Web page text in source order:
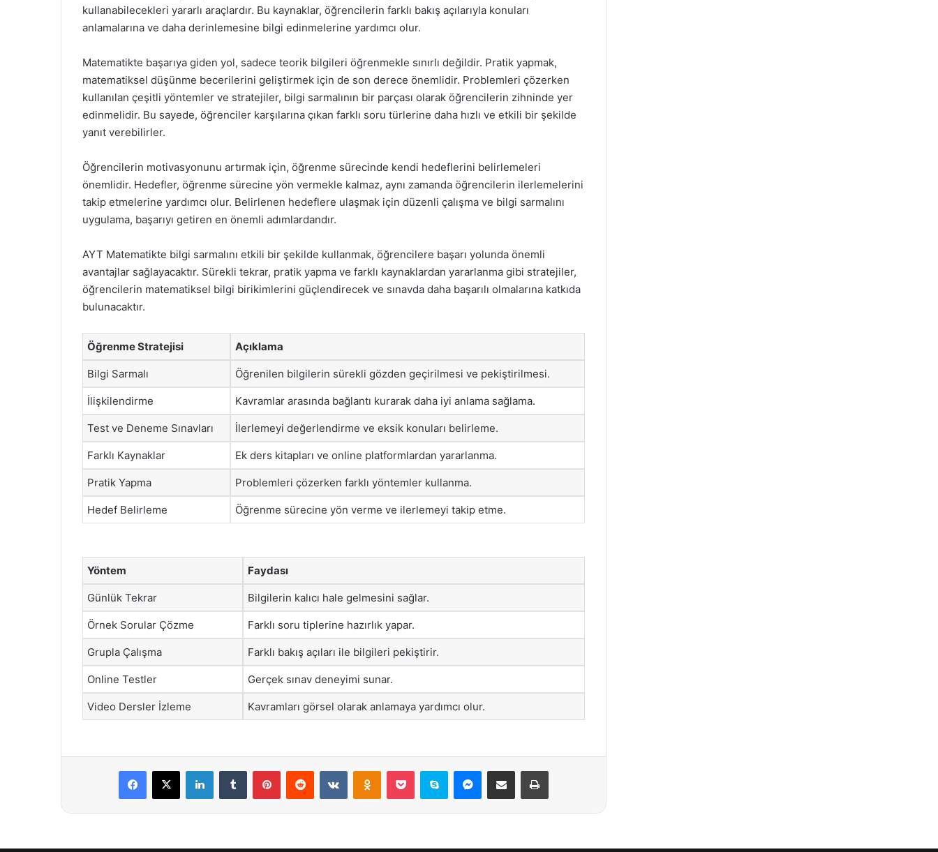
kullanabilecekleri yararlı araçlardır. Bu kaynaklar, öğrencilerin farklı bakış açılarıyla konuları
anlamalarına ve daha derinlemesine bilgi edinmelerine yardımcı olur.
Matematikte başarıya giden yol, sadece teorik bilgileri öğrenmekle sınırlı değildir. Pratik yapmak,
matematiksel düşünme becerilerini geliştirmek için de son derece önemlidir. Problemleri çözerken
kullanılan çeşitli yöntemler ve stratejiler, bilgi sarmalının bir parçası olarak öğrencilerin zihninde yer
edinmelidir. Bu sayede, öğrenciler karşılarına çıkan farklı soru türlerine daha hızlı ve etkili bir şekilde
yanıt verebilirler.
Öğrencilerin motivasyonunu artırmak için, öğrenme sürecinde kendi hedeflerini belirlemeleri
önemlidir. Hedefler, öğrenme sürecine yön vermekle kalmaz, aynı zamanda öğrencilerin ilerlemelerini
takip etmelerine yardımcı olur. Belirlenen hedeflere ulaşmak için düzenli çalışma ve bilgi sarmalını
uygulama, başarıyı getiren en önemli adımlardandır.
AYT Matematikte bilgi sarmalını etkili bir şekilde kullanmak, öğrencilere başarı yolunda önemli
avantajlar sağlayacaktır. Sürekli tekrar, pratik yapma ve farklı kaynaklardan yararlanma gibi stratejiler,
öğrencilerin matematiksel bilgi birikimlerini güçlendirecek ve sınavda daha başarılı olmalarına katkıda
bulunacaktır.
Öğrenme Stratejisi Açıklama
Bilgi Sarmalı Öğrenilen bilgilerin sürekli gözden geçirilmesi ve pekiştirilmesi.
İlişkilendirme Kavramlar arasında bağlantı kurarak daha iyi anlama sağlama.
Test ve Deneme Sınavları İlerlemeyi değerlendirme ve eksik konuları belirleme.
Farklı Kaynaklar Ek ders kitapları ve online platformlardan yararlanma.
Pratik Yapma Problemleri çözerken farklı yöntemler kullanma.
Hedef Belirleme Öğrenme sürecine yön verme ve ilerlemeyi takip etme.
Yöntem Faydası
Günlük Tekrar Bilgilerin kalıcı hale gelmesini sağlar.
Örnek Sorular Çözme Farklı soru tiplerine hazırlık yapar.
Grupla Çalışma Farklı bakış açıları ile bilgileri pekiştirir.
Online Testler Gerçek sınav deneyimi sunar.
Video Dersler İzleme Kavramları görsel olarak anlamaya yardımcı olur.
Facebook
X LinkedInTumblr PinterestReddit VKontakteOdnoklassniki
Pocket Skype Messenger
E-Posta ile paylaş Yazdır